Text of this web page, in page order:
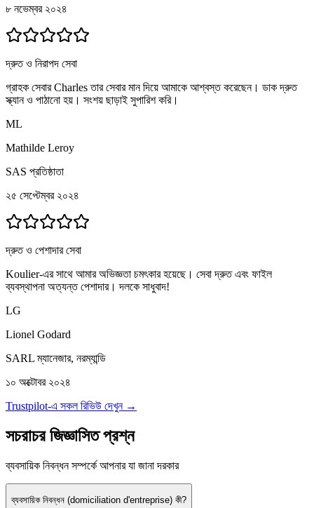
৮ নভেম্বর ২০২৪
দ্রুত ও নিরাপদ সেবা
গ্রাহক সেবার Charles তার সেবার মান দিয়ে আমাকে আশ্বস্ত করেছেন। ডাক দ্রুত
স্ক্যান ও পাঠানো হয়। সংশয় ছাড়াই সুপারিশ করি।
ML
Mathilde Leroy
SAS প্রতিষ্ঠাতা
২৫ সেপ্টেম্বর ২০২৪
দ্রুত ও পেশাদার সেবা
Koulier-এর সাথে আমার অভিজ্ঞতা চমৎকার হয়েছে। সেবা দ্রুত এবং ফাইল
ব্যবস্থাপনা অত্যন্ত পেশাদার। দলকে সাধুবাদ!
LG
Lionel Godard
SARL ম্যানেজার, নরম্যান্ডি
১০ অক্টোবর ২০২৪
Trustpilot-এ সকল রিভিউ দেখুন →
সচরাচর জিজ্ঞাসিত প্রশ্ন
ব্যবসায়িক নিবন্ধন সম্পর্কে আপনার যা জানা দরকার
ব্যবসায়িক নিবন্ধন (domiciliation d'entreprise) কী?